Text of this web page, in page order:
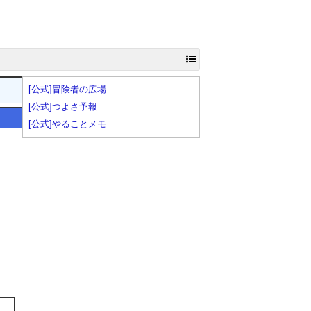
[公式]冒険者の広場
[公式]つよさ予報
[公式]やることメモ